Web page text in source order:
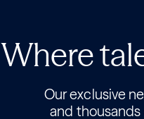
Where
Our exclusive
and